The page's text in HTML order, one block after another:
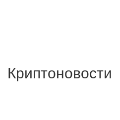
Криптоновости